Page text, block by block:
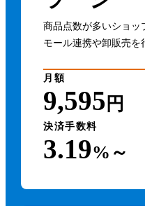
商品点数が多いショッ
モール連携や卸販売を
月額
9,595 円
決済手数料
3.19%～